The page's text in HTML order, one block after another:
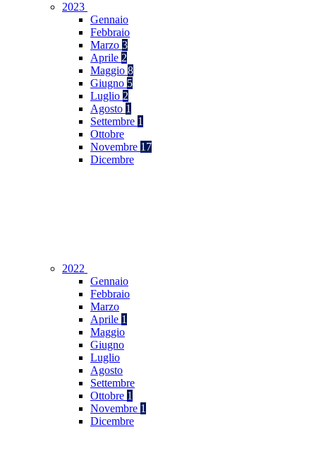
2023
Gennaio
Febbraio
Marzo 3
Aprile 2
Maggio 8
Giugno 5
Luglio 2
Agosto 1
Settembre 1
Ottobre
Novembre 17
Dicembre
2022
Gennaio
Febbraio
Marzo
Aprile 1
Maggio
Giugno
Luglio
Agosto
Settembre
Ottobre 1
Novembre 1
Dicembre